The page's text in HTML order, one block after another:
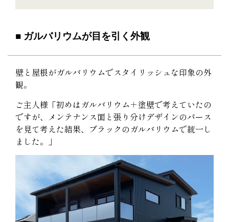
■ ガルバリウムが目を引く外観
壁と屋根がガルバリウムでスタイリッシュな印象の外
観。
ご主人様「初めはガルバリウム＋塗壁で考えていたの
ですが、メンテナンス面と張り分けデザインのパース
を見て考えた結果、ブラックのガルバリウムで統一し
ました。」